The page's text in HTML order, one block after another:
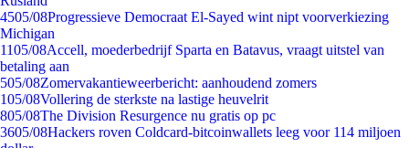
4505/08Progressieve Democraat El-Sayed wint nipt voorverkiezing
Michigan
1105/08Accell, moederbedrijf Sparta en Batavus, vraagt uitstel van
betaling aan
505/08Zomervakantieweerbericht: aanhoudend zomers
105/08Vollering de sterkste na lastige heuvelrit
805/08The Division Resurgence nu gratis op pc
3605/08Hackers roven Coldcard-bitcoinwallets leeg voor 114 miljoen